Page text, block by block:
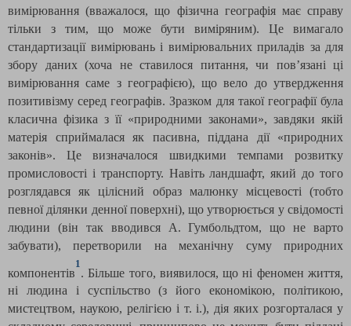
вимірювання (вважалося, що фізична географія має справу
тільки з тим, що може бути виміряним). Це вимагало
стандартизації вимірювань і вимірювальних приладів за для
збору даних (хоча не ставилося питання, чи пов’язані ці
вимірювання саме з географією), що вело до утвердження
позитивізму серед географів. Зразком для такої географії була
класична фізика з її «природними законами», завдяки якій
матерія сприймалася як пасивна, піддана дії «природних
законів». Це визначалося швидкими темпами розвитку
промисловості і транспорту. Навіть ландшафт, який до того
розглядався як цілісний образ малюнку місцевості (тобто
певної ділянки денної поверхні), що утворюється у свідомості
людини (він так вводився А. Гумбольдтом, що не варто
забувати), перетворили на механічну суму природних
компонентів
1
. Більше того, виявилося, що ні феномен життя,
ні людина і суспільство (з його економікою, політикою,
мистецтвом, наукою, релігією і т. і.), дія яких розгорталася у